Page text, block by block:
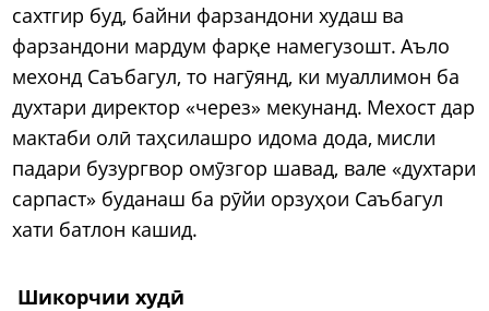
сахтгир буд, байни фарзандони худаш ва
фарзандони мардум фарқе намегузошт. Аъло
мехонд Саъбагул, то нагӯянд, ки муаллимон ба
духтари директор «через» мекунанд. Мехост дар
мактаби олӣ таҳсилашро идома дода, мисли
падари бузургвор омӯзгор шавад, вале «духтари
сарпаст» буданаш ба рӯйи орзуҳои Саъбагул
хати батлон кашид.
Шикорчии худӣ